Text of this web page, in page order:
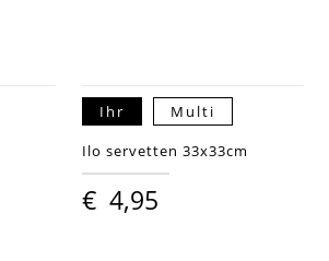
Ihr Multi
Ilo servetten 33x33cm
€ 4,95